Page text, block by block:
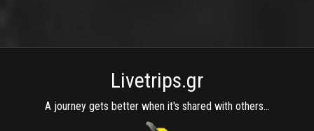
Livetrips.gr
A journey gets better when it's shared with others...